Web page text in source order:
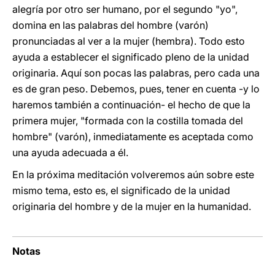
alegría por otro ser humano, por el segundo "yo",
domina en las palabras del hombre (varón)
pronunciadas al ver a la mujer (hembra). Todo esto
ayuda a establecer el significado pleno de la unidad
originaria. Aquí son pocas las palabras, pero cada una
es de gran peso. Debemos, pues, tener en cuenta -y lo
haremos también a continuación- el hecho de que la
primera mujer, "formada con la costilla tomada del
hombre" (varón), inmediatamente es aceptada como
una ayuda adecuada a él.
En la próxima meditación volveremos aún sobre este
mismo tema, esto es, el significado de la unidad
originaria del hombre y de la mujer en la humanidad.
Notas